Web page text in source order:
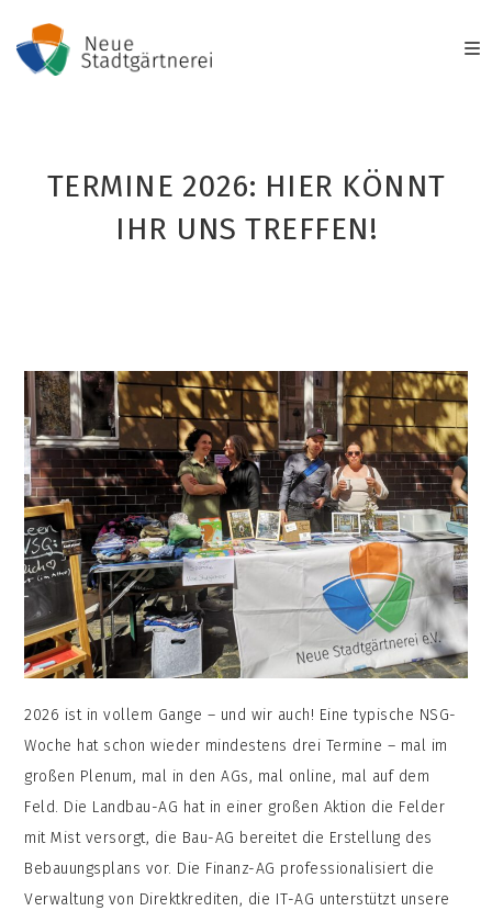
Inhalt
springen
TERMINE 2026: HIER KÖNNT
IHR UNS TREFFEN!
2026 ist in vollem Gange – und wir auch! Eine typische NSG-
Woche hat schon wieder mindestens drei Termine – mal im
großen Plenum, mal in den AGs, mal online, mal auf dem
Feld. Die Landbau-AG hat in einer großen Aktion die Felder
mit Mist versorgt, die Bau-AG bereitet die Erstellung des
Bebauungsplans vor. Die Finanz-AG professionalisiert die
Verwaltung von Direktkrediten, die IT-AG unterstützt unsere